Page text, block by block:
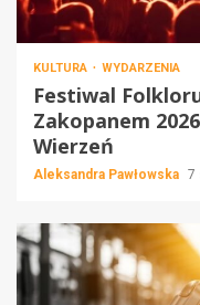
KULTURA WYDARZENIA
Festiwal
Zakopanem
Wierzeń
Aleksandra Pawłowska 7